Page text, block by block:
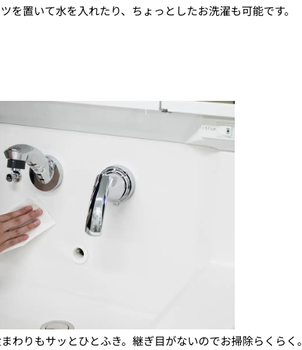
を置いて水を入れたり、ちょっとしたお洗濯も可能です。
わりもサッとひとふき。継ぎ目がないのでお掃除らくらく。